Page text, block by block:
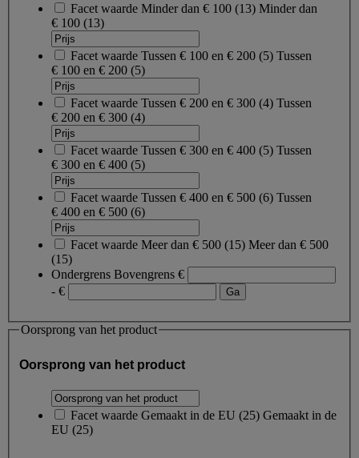
Facet waarde Minder dan € 100 (13) Minder dan
€ 100 (13)
Facet waarde Tussen € 100 en € 200 (5) Tussen
€ 100 en € 200 (5)
Facet waarde Tussen € 200 en € 300 (4) Tussen
€ 200 en € 300 (4)
Facet waarde Tussen € 300 en € 400 (5) Tussen
€ 300 en € 400 (5)
Facet waarde Tussen € 400 en € 500 (6) Tussen
€ 400 en € 500 (6)
Facet waarde Meer dan € 500 (15) Meer dan € 500
(15)
Ondergrens Bovengrens €
- €
Oorsprong van het product
Oorsprong van het product
Facet waarde Gemaakt in de EU (25) Gemaakt in de
EU (25)